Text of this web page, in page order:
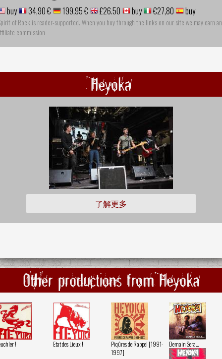
buy 34,90 € 199,95 € £26.50 buy €27,80 buy
of Rock is reader-supported. When you buy through the links on our site we may earn an
commission
Heyoka
了解更多
Other productions from Heyoka
! Etat des Lieux !
Piqûres de Rappel [1991-
1997]
Demain Sera...